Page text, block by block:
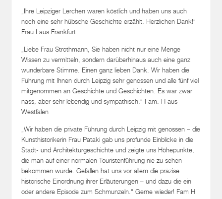
„Ihre Leipziger Lerchen waren köstlich und haben uns auch
noch eine sehr hübsche Geschichte erzählt. Herzlichen Dank!“
Frau I aus Frankfurt
„Liebe Frau Strothmann, Sie haben nicht nur eine Menge
Wissen zu vermitteln, sondern darüberhinaus auch eine ganz
wunderbare Stimme. Einen ganz lieben Dank. Wir haben die
Führung mit Ihnen durch Leipzig sehr genossen und alle fünf viel
mitgenommen an Geschichte und Geschichten. Es war zwar
nass, aber sehr lebendig und sympathisch.“ Fam. H aus
Westfalen
„Wir haben die private Führung durch Leipzig mit genossen – die
Kunsthistorikerin Frau Pataki gab uns profunde Einblicke in die
Stadt- und Architekturgeschichte und zeigte uns Höhepunkte,
die man auf einer normalen Touristenführung nie zu sehen
bekommen würde. Gefallen hat uns vor allem die präzise
historische Einordnung ihrer Erläuterungen – und dazu die ein
oder andere Episode zum Schmunzeln.“ Gerne wieder! Fam H